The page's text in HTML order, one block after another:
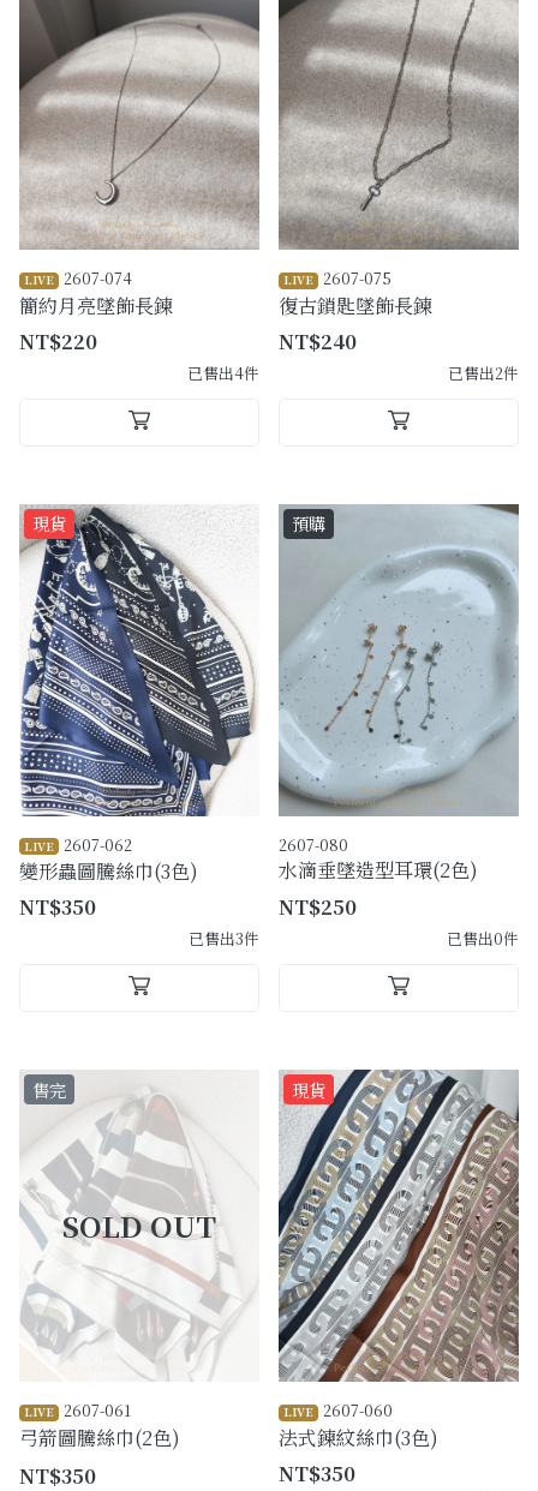
LIVE 2607-074
簡約月亮墜飾長鍊
NT$220
已售出4件
LIVE 2607-075
復古鎖匙墜飾長鍊
NT$240
已售出2件
現貨
LIVE 2607-062
變形蟲圖騰絲巾(3色)
NT$350
已售出3件
預購
2607-080
水滴垂墜造型耳環(2色)
NT$250
已售出0件
售完
LIVE 2607-061
弓箭圖騰絲巾(2色)
NT$350
現貨
LIVE 2607-060
法式鍊紋絲巾(3色)
NT$350